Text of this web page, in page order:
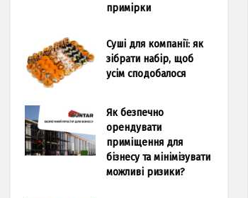
примірки
Суші для компанії: як
зібрати набір, щоб
усім сподобалося
Як безпечно
орендувати
приміщення для
бізнесу та мінімізувати
можливі ризики?